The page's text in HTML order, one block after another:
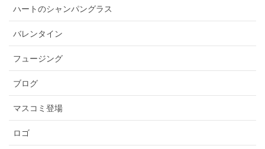
ハートのシャンパングラス
バレンタイン
フュージング
ブログ
マスコミ登場
ロゴ